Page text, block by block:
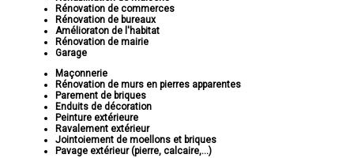
Rénovation de commerces
Rénovation de bureaux
Amélioraton de l'habitat
Rénovation de mairie
Garage
Maçonnerie
Rénovation de murs en pierres apparentes
Parement de briques
Enduits de décoration
Peinture extérieure
Ravalement extérieur
Jointoiement de moellons et briques
Pavage extérieur (pierre, calcaire,...)